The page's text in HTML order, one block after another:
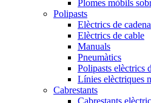
Plomes mòbils
Polipasts
Elèctrics de cadena
Elèctrics de cable
Manuals
Pneumàtics
Polipasts elèctrics
Línies elèctriques
Cabrestants
Cabrestants